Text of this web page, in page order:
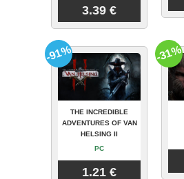
3.39 €
THE INCREDIBLE
ADVENTURES OF VAN
HELSING II
PC
1.21 €
-91% -31%